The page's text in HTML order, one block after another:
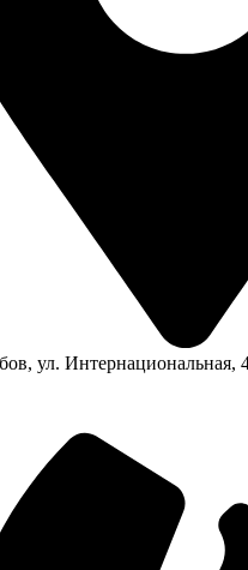
ул. Интернациональная,